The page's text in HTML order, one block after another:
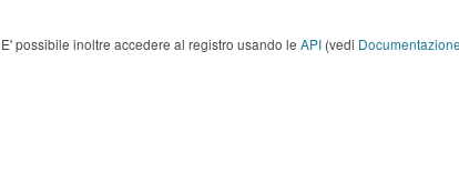
E' possibile inoltre accedere al registro usando le API (vedi